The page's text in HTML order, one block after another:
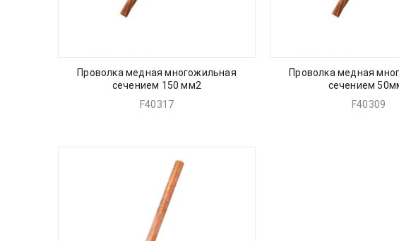
Проволка медная многожильная
сечением 150 мм2
F40317
Проволка медная
сечением
F40309